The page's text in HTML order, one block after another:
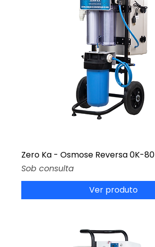
Zero Ka - Osmose Reversa 0K-80
Preço
Sob consulta
Ver produto